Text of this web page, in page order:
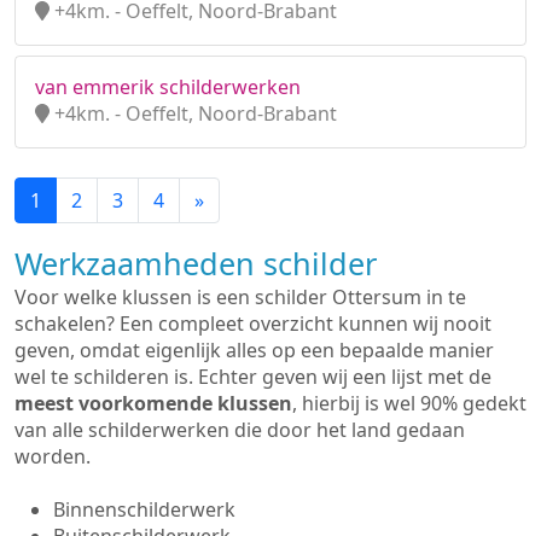
+4km. - Oeffelt, Noord-Brabant
van emmerik schilderwerken
+4km. - Oeffelt, Noord-Brabant
1 2 3 4 »
Werkzaamheden schilder
Voor welke klussen is een schilder Ottersum in te
schakelen? Een compleet overzicht kunnen wij nooit
geven, omdat eigenlijk alles op een bepaalde manier
wel te schilderen is. Echter geven wij een lijst met de
meest voorkomende klussen, hierbij is wel 90% gedekt
van alle schilderwerken die door het land gedaan
worden.
Binnenschilderwerk